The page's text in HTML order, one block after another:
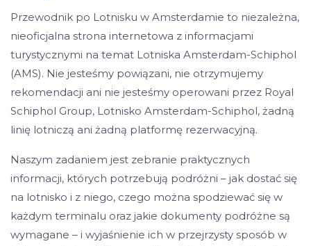
Przewodnik po Lotnisku w Amsterdamie to niezależna,
nieoficjalna strona internetowa z informacjami
turystycznymi na temat Lotniska Amsterdam-Schiphol
(AMS). Nie jesteśmy powiązani, nie otrzymujemy
rekomendacji ani nie jesteśmy operowani przez Royal
Schiphol Group, Lotnisko Amsterdam-Schiphol, żadną
linię lotniczą ani żadną platformę rezerwacyjną.
Naszym zadaniem jest zebranie praktycznych
informacji, których potrzebują podróżni – jak dostać się
na lotnisko i z niego, czego można spodziewać się w
każdym terminalu oraz jakie dokumenty podróżne są
wymagane – i wyjaśnienie ich w przejrzysty sposób w